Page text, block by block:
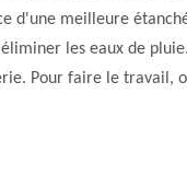
d'une meilleure
les eaux de
Pour faire le travail,